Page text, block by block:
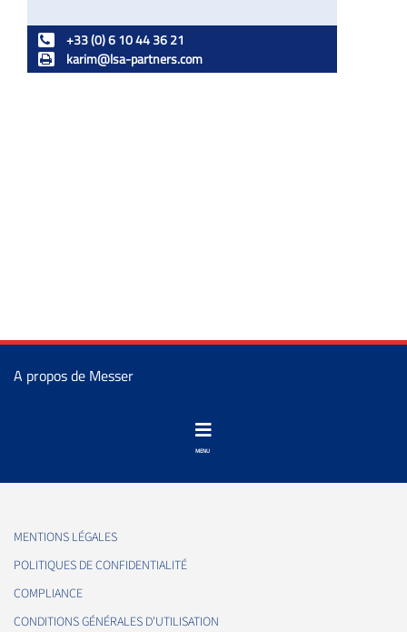
+33 (0) 6 10 44 36 21
karim@lsa-partners.com
A propos de Messer
MENTIONS LÉGALES
POLITIQUES DE CONFIDENTIALITÉ
COMPLIANCE
CONDITIONS GÉNÉRALES D'UTILISATION